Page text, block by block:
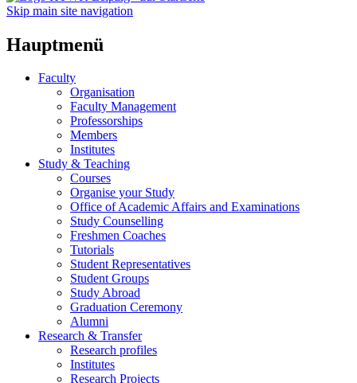
Skip main site navigation
Hauptmenü
Faculty
Organisation
Faculty Management
Professorships
Members
Institutes
Study & Teaching
Courses
Organise your Study
Office of Academic Affairs and Examinations
Study Counselling
Freshmen Coaches
Tutorials
Student Representatives
Student Groups
Study Abroad
Graduation Ceremony
Alumni
Research & Transfer
Research profiles
Institutes
Research Projects